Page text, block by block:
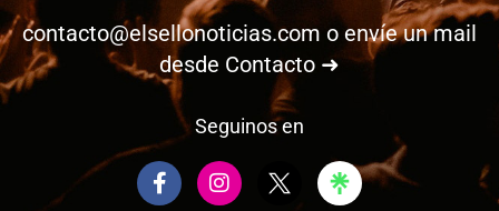
contacto@elsellonoticias.com o envíe un mail
desde Contacto ➜
Seguinos en
F
a
I
n